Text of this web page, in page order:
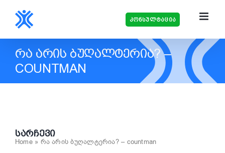
content
კონსულტაცია
ᲠᲐ ᲐᲠᲘᲡ ᲑᲣᲦᲐᲚᲢᲔᲠᲘᲐ? –
COUNTMAN
Home» რა არის ბუღალტერია? – countman
ᲡᲐᲠᲩᲔᲕᲘ